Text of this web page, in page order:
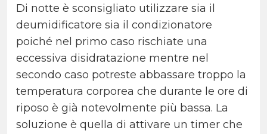
Di notte è sconsigliato utilizzare sia il
deumidificatore sia il condizionatore
poiché nel primo caso rischiate una
eccessiva disidratazione mentre nel
secondo caso potreste abbassare troppo la
temperatura corporea che durante le ore di
riposo è già notevolmente più bassa. La
soluzione è quella di attivare un timer che